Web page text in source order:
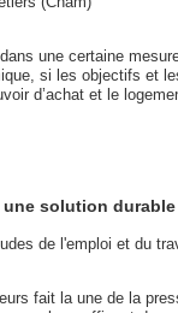
une certaine
si les objectifs et
d’achat et le
solution
de l'emploi et du
fait la une de la